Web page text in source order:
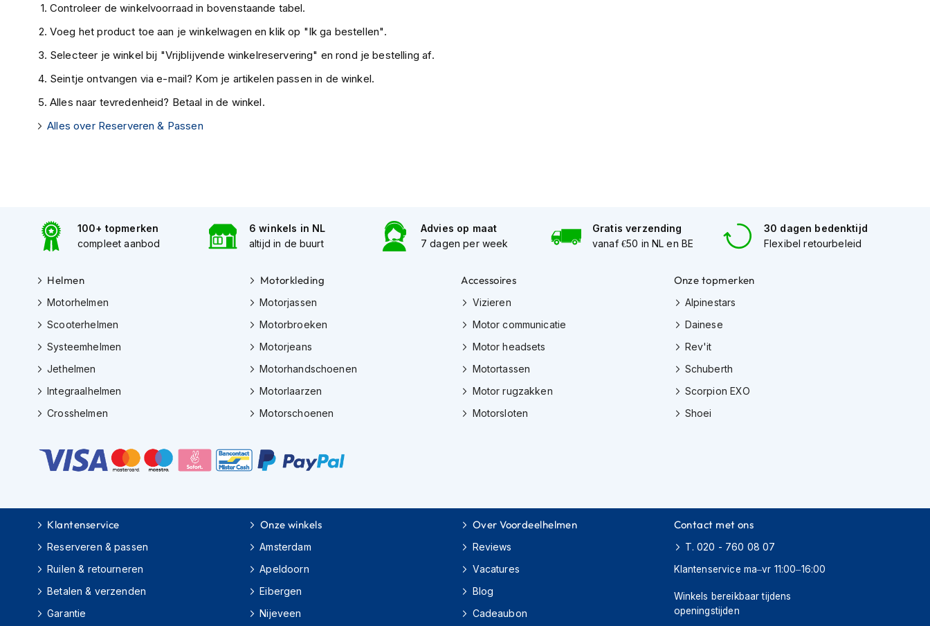
Gore-
motorjassen
Motorbroeken
Heren
Leren
motorbroeken
Textiel
motorbroeken
Gore-
motorbroeken
Kevlar
motorbroeken
Cargo
Motorjeans
motorpak
motorpak
Eendelig
motorpak
Tweedelig
Controleer de winkelvoorraad in bovenstaande tabel.
Voeg het product toe aan je winkelwagen en klik op "Ik ga bestellen".
Selecteer je winkel bij "Vrijblijvende winkelreservering" en rond je bestelling af.
Seintje ontvangen via e-mail? Kom je artikelen passen in de winkel.
Alles naar tevredenheid? Betaal in de winkel.
Alles over Reserveren & Passen
100+ topmerken
compleet aanbod
6 winkels in NL
altijd in de buurt
Advies op maat
7 dagen per week
Gratis verzending
vanaf €50 in NL en BE
30 dagen bedenktijd
Flexibel retourbeleid
Helmen
Motorhelmen
Scooterhelmen
Systeemhelmen
Jethelmen
Integraalhelmen
Crosshelmen
Motorkleding
Motorjassen
Motorbroeken
Motorjeans
Motorhandschoenen
Motorlaarzen
Motorschoenen
Accessoires
Vizieren
Motor communicatie
Motor headsets
Motortassen
Motor rugzakken
Motorsloten
Onze topmerken
Alpinestars
Dainese
Rev'it
Schuberth
Scorpion EXO
Shoei
Klantenservice
Reserveren & passen
Ruilen & retourneren
Betalen & verzenden
Garantie
Onze winkels
Amsterdam
Apeldoorn
Eibergen
Nijeveen
Over Voordeelhelmen
Reviews
Vacatures
Blog
Cadeaubon
Contact met ons
T. 020 - 760 08 07
Klantenservice ma–vr 11:00–16:00
Winkels bereikbaar tijdens
openingstijden